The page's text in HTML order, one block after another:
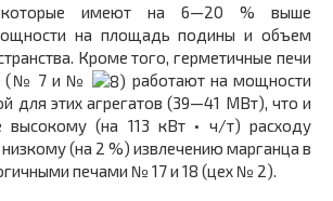
которые имеют на 6—20 % выше
на площадь подины и объем
Кроме того, герметичные печи
(№ 7 и №
работают на мощности
для этих агрегатов (39—41 МВт), что и
высокому (на 113 кВт • ч/т) расходу
низкому (на 2 %) извлечению марганца в
печами № 17 и 18 (цех № 2).